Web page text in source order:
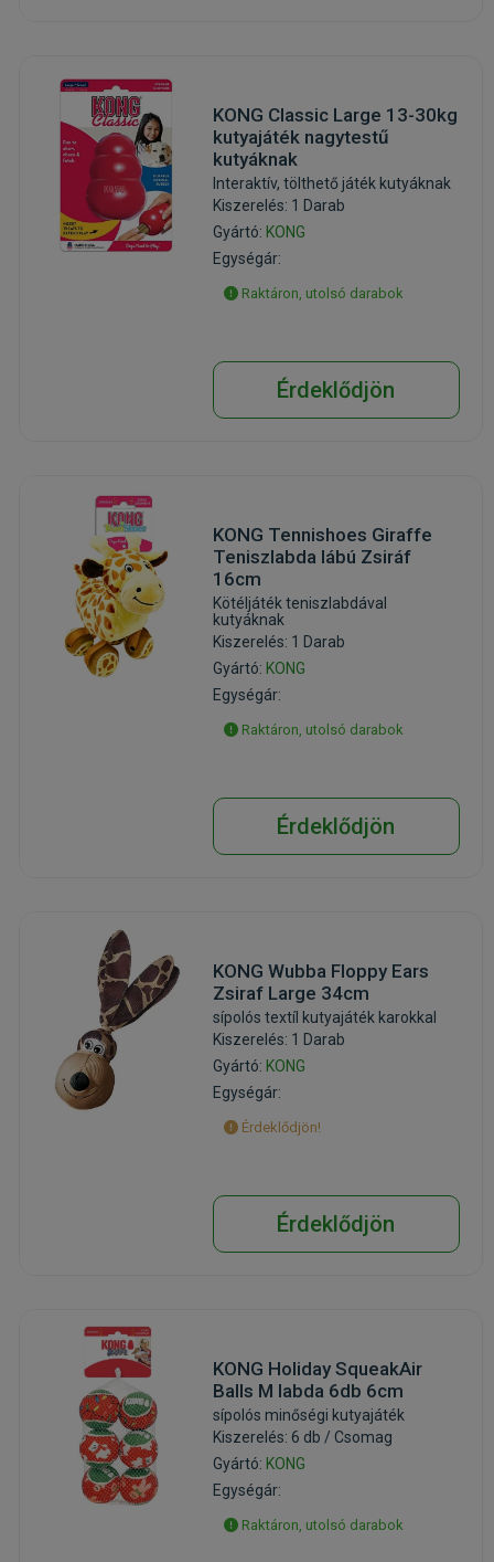
KONG Classic Large 13-30kg
kutyajáték nagytestű
kutyáknak
Interaktív, tölthető játék kutyáknak
Kiszerelés: 1 Darab
Gyártó: KONG
Egységár:
Raktáron, utolsó darabok
Érdeklődjön
KONG Tennishoes Giraffe
Teniszlabda lábú Zsiráf
16cm
Kötéljáték teniszlabdával
kutyáknak
Kiszerelés: 1 Darab
Gyártó: KONG
Egységár:
Raktáron, utolsó darabok
Érdeklődjön
KONG Wubba Floppy Ears
Zsiraf Large 34cm
sípolós textíl kutyajáték karokkal
Kiszerelés: 1 Darab
Gyártó: KONG
Egységár:
Érdeklődjön!
Érdeklődjön
KONG Holiday SqueakAir
Balls M labda 6db 6cm
sípolós minőségi kutyajáték
Kiszerelés: 6 db / Csomag
Gyártó: KONG
Egységár:
Raktáron, utolsó darabok